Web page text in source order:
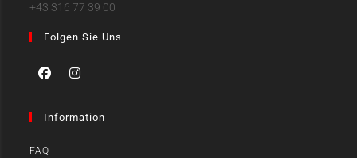
+43 316 77 39 00
Folgen Sie Uns
Information
FAQ